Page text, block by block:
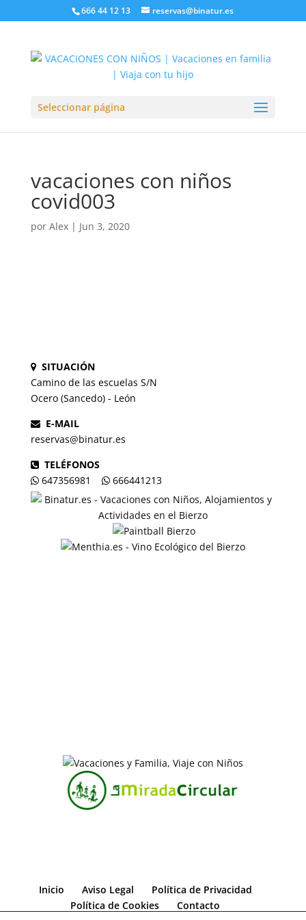
666 44 12 13 reservas@binatur.es
Seleccionar página
vacaciones con niños
covid003
por Alex| Jun 3, 2020
SITUACIÓN
Camino de las escuelas S/N
Ocero (Sancedo) - León
E-MAIL
reservas@binatur.es
TELÉFONOS
647356981
666441213
Inicio Aviso Legal
Política de Privacidad
Política de Cookies
Contacto